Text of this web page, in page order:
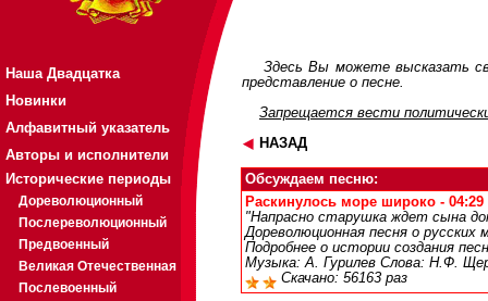
Наша Двадцатка
Новинки
Алфавитный указатель
Авторы и исполнители
Исторические периоды
Дореволюционный
Послереволюционный
Предвоенный
Великая Отечественная
Послевоенный
Здесь Вы можете высказать
представление о песне.
Запрещается вести
НАЗАД
Обсуждаем песню:
Раскинулось море широко - 04:29
"Напрасно старушка ждет сына
Дореволюционная песня о русских
Подробнее о истории создания
Музыка: А. Гурилев Слова: Н.Ф.
Скачано: 56163 раз